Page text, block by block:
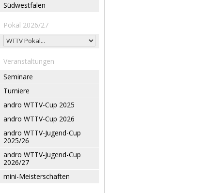
Südwestfalen
Pokal 2026/27
Veranstaltungen
Seminare
Turniere
andro WTTV-Cup 2025
andro WTTV-Cup 2026
andro WTTV-Jugend-Cup
2025/26
andro WTTV-Jugend-Cup
2026/27
mini-Meisterschaften